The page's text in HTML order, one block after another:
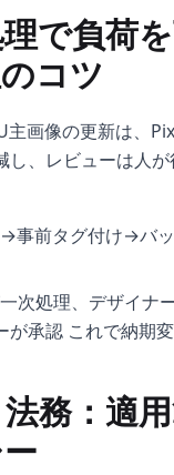
で負荷
コツ
主画像の更新は、
し、レビューは人
事前タグ付け→バ
次処理、デザイナ
が承認 これで納期
務：適